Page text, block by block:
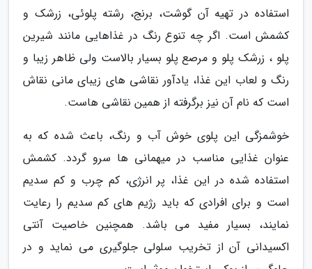
استفاده در تهیه آن گوشت، برنج، رشته پلوئی، زرشک و
کشمش است. اگر چه تنوع رنگ در غذاهایی مانند شیرین
پلو ، زرشک پلو و مرصع پلو بسیار بالاست ولی ظاهر زیبا و
رنگ و لعاب این غذا، یادآور نقاشی های زیبای مانی نقاش
است که نام آن نیز برگرفته از همین نقاشی هاست.
خوشمزگی این پلوی خوش آب و رنگ، باعث شده که به
عنوان غذایی مناسب در میهمانی ها سرو گردد. کشمش
استفاده شده در این غذا، پر انرژی، کم چرب و کم سدیم
است و برای افرادی که باید رژیم های کم سدیم را رعایت
نمایند، بسیار مفید می باشد. همچنین خاصیت آنتی
اکسیدانی آن از تخریب سلولی جلوگیری می نماید و در